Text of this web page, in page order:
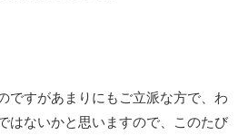
ですがあまりにもご立派な方で、わ
はないかと思いますので、このたび